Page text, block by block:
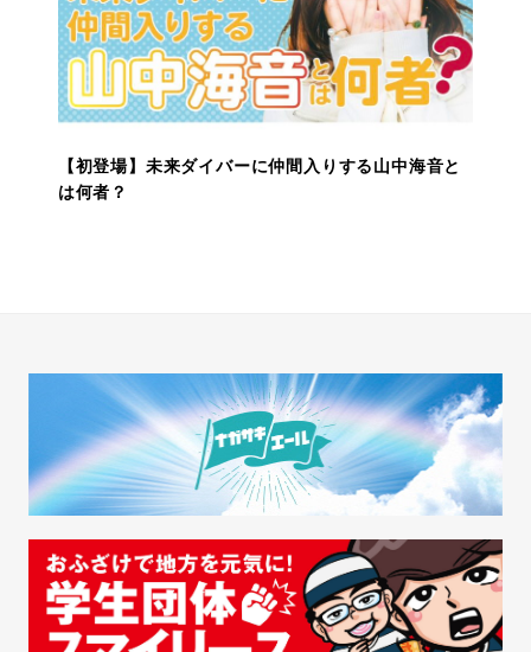
【初登場】未来ダイバーに仲間入りする山中海音と
は何者？